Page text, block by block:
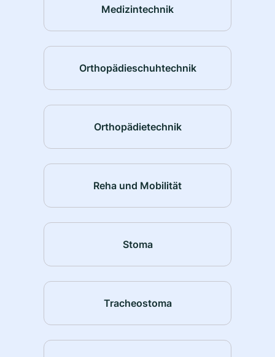
Medizintechnik
Orthopädieschuhtechnik
Orthopädietechnik
Reha und Mobilität
Stoma
Tracheostoma